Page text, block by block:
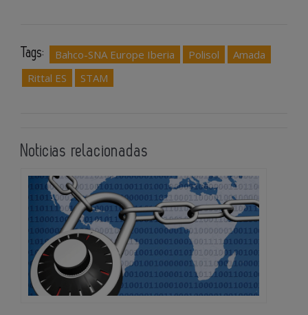
Tags: Bahco-SNA Europe Iberia Polisol
Amada
Rittal ES
STAM
Noticias relacionadas